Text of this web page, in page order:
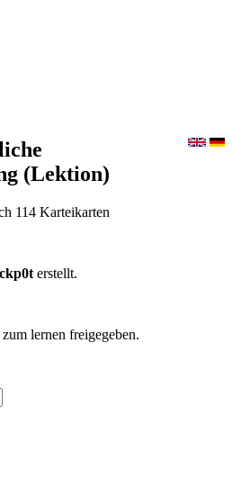
(Lektion)
114 Karteikarten
erstellt.
lernen freigegeben.